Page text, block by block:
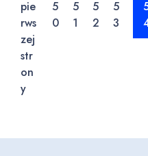
pie
rws
zej
str
on
y
5
0
5
1
5
2
5
3